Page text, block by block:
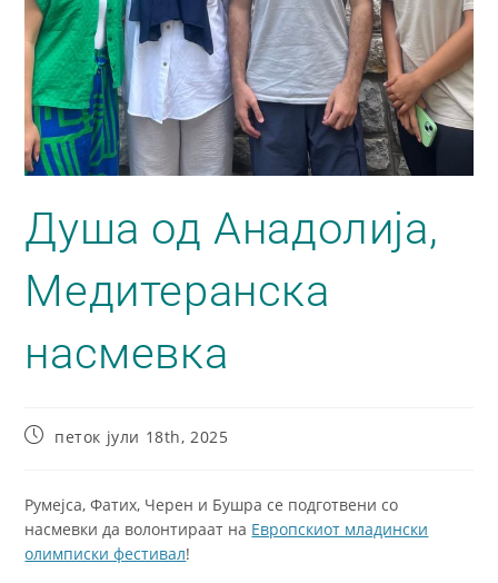
Душа од Анадолија,
Медитеранска
насмевка
петок јули 18th, 2025
Румеjса, Фатих, Черен и Бушра се подготвени со
насмевки да волонтираат на Европскиот младински
олимписки фестивал!